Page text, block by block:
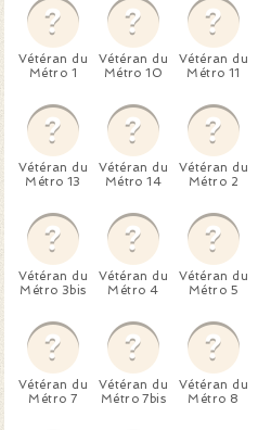
Vétéran du
Métro 1
Vétéran du
Métro 10
Vétéran du
Métro 11
Vétéran du
Métro 13
Vétéran du
Métro 14
Vétéran du
Métro 2
Vétéran du
Métro 3bis
Vétéran du
Métro 4
Vétéran du
Métro 5
Vétéran du
Métro 7
Vétéran du
Métro 7bis
Vétéran du
Métro 8